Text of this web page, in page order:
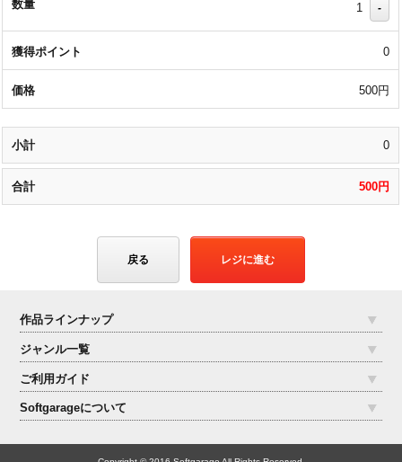
1 -
0
500円
0
500円
戻る レジに進む
作品ラインナップ
ジャンル一覧
ご利用ガイド
Softgarageについて